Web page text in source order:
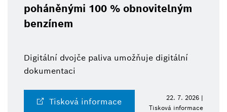
poháněnými 100 % obnovitelným
benzínem
Digitální dvojče paliva umožňuje digitální
dokumentaci
Tisková informace
22. 7. 2026 |
Tisková informace